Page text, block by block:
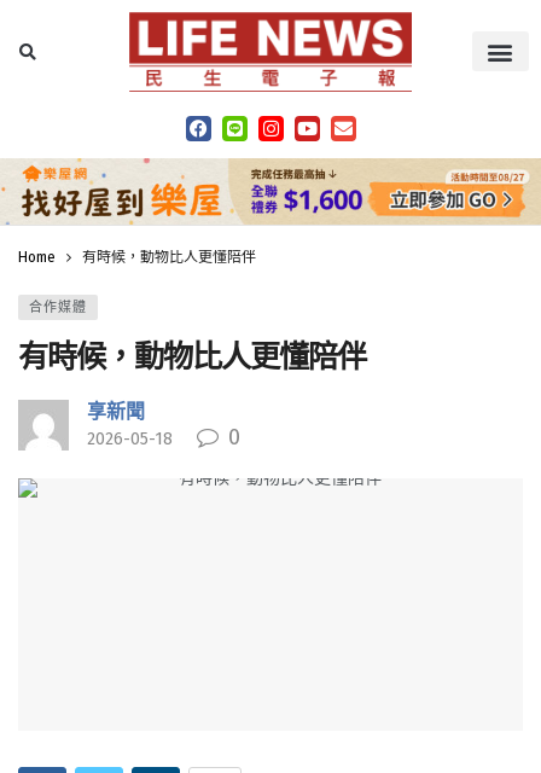
Home 有時候，動物比人更懂陪伴
合作媒體
有時候，動物比人更懂陪伴
享新聞
2026-05-18 0